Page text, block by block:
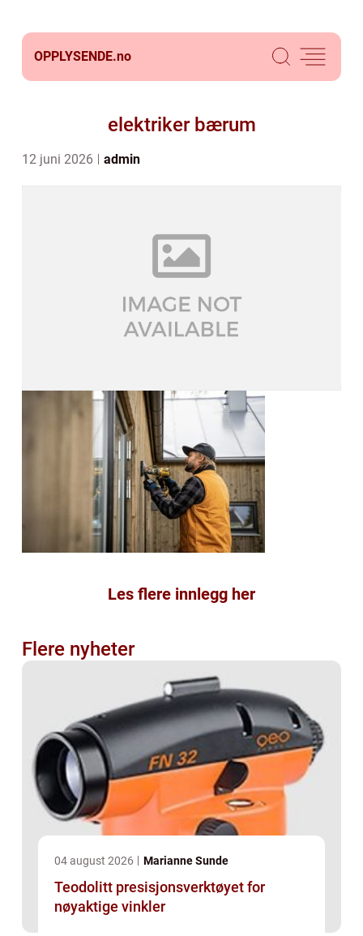
OPPLYSENDE.no
elektriker bærum
12 juni 2026 admin
Les flere innlegg her
Flere nyheter
04 august 2026 Marianne Sunde
Teodolitt presisjonsverktøyet for
nøyaktige vinkler